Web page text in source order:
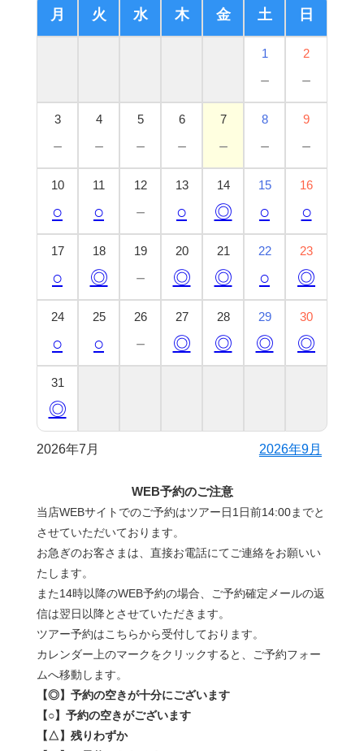
WEB予約のご注意
当店WEBサイトでのご予約はツアー日1日前14:00までと
させていただいております。
お急ぎのお客さまは、直接お電話にてご連絡をお願いい
たします。
また14時以降のWEB予約の場合、ご予約確定メールの返
信は翌日以降とさせていただきます。
ツアー予約はこちらから受付しております。
カレンダー上のマークをクリックすると、ご予約フォー
ムへ移動します。
【◎】予約の空きが十分にございます
【○】予約の空きがございます
【△】残りわずか
月 火 水 木 金 土 日
1
－
2
－
3
－
4
－
5
－
6
－
7
－
8
－
9
－
10
○
11
○
12
－
13
○
14
◎
15
○
16
○
17
○
18
◎
19
－
20
◎
21
◎
22
○
23
◎
24
○
25
○
26
－
27
◎
28
◎
29
◎
30
◎
31
◎
2026年7月 2026年9月